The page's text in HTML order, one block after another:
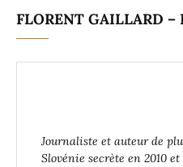
FLORENT GAILLARD –
Journaliste et auteur de
Slovénie secrète en 2010